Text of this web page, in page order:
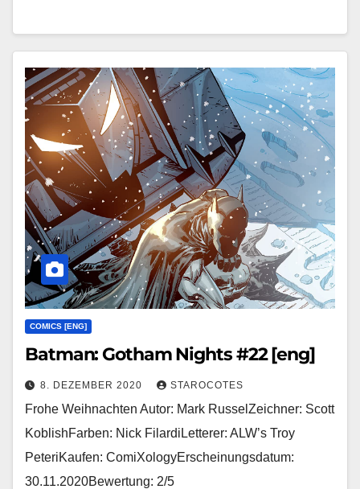
COMICS [ENG]
Batman: Gotham Nights #22 [eng]
8. DEZEMBER 2020 STAROCOTES
Frohe Weihnachten Autor: Mark RusselZeichner: Scott
KoblishFarben: Nick FilardiLetterer: ALW’s Troy
PeteriKaufen: ComiXologyErscheinungsdatum:
30.11.2020Bewertung: 2/5